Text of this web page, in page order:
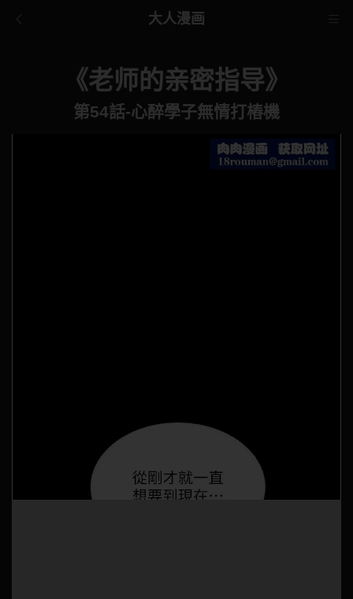
大人漫画
《老师的亲密指导》
第54話-心醉學子無情打樁機